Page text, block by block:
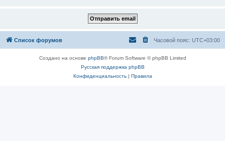
Список форумов Часовой пояс: UTC+03:00
Создано на основе phpBB® Forum Software © phpBB Limited
Русская поддержка phpBB
Конфиденциальность| Правила